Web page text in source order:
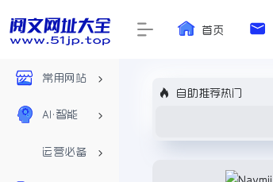
常用网站
AI•智能
运营必备
首页
自助推荐热门